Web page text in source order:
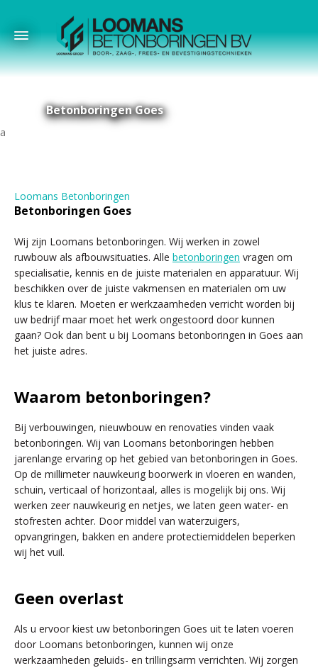
Betonboringen Goes
Loomans Betonboringen
Betonboringen Goes
Wij zijn Loomans betonboringen. Wij werken in zowel
ruwbouw als afbouwsituaties. Alle betonboringen vragen om
specialisatie, kennis en de juiste materialen en apparatuur. Wij
beschikken over de juiste vakmensen en materialen om uw
klus te klaren. Moeten er werkzaamheden verricht worden bij
uw bedrijf maar moet het werk ongestoord door kunnen
gaan? Ook dan bent u bij Loomans betonboringen in Goes aan
het juiste adres.
Waarom betonboringen?
Bij verbouwingen, nieuwbouw en renovaties vinden vaak
betonboringen. Wij van Loomans betonboringen hebben
jarenlange ervaring op het gebied van betonboringen in Goes.
Op de millimeter nauwkeurig boorwerk in vloeren en wanden,
schuin, verticaal of horizontaal, alles is mogelijk bij ons. Wij
werken zeer nauwkeurig en netjes, we laten geen water- en
stofresten achter. Door middel van waterzuigers,
opvangringen, bakken en andere protectiemiddelen beperken
wij het vuil.
Geen overlast
Als u ervoor kiest uw betonboringen Goes uit te laten voeren
door Loomans betonboringen, kunnen wij onze
werkzaamheden geluids- en trillingsarm verrichten. Wij zorgen